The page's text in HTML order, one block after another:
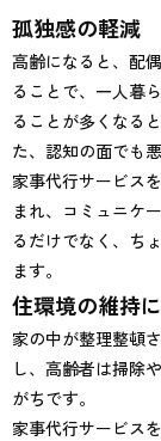
孤独感の軽減
高齢になると、配
ることで、一人暮
ることが多くなる
た、認知の面でも
家事代行サービス
まれ、コミュニケ
るだけでなく、ち
ます。
住環境の維持
家の中が整理整頓
し、高齢者は掃除
がちです。
家事代行サービス